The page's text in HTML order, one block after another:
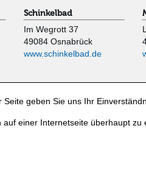
Schinkelbad
Im Wegrott 37
49084 Osnabrück
www.schinkelbad.de
geben Sie uns Ihr
einer Internetseite überhaupt zu